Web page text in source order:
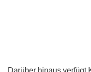
Darüber hinaus verfügt